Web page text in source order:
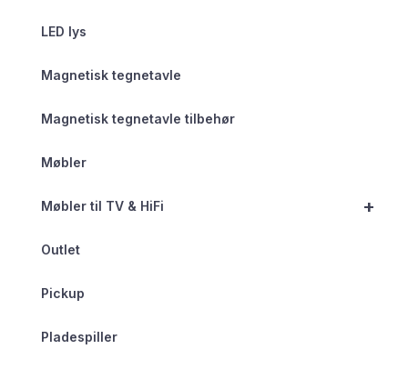
LED lys
Magnetisk tegnetavle
Magnetisk tegnetavle tilbehør
Møbler
+
Møbler til TV & HiFi
Outlet
Pickup
Pladespiller